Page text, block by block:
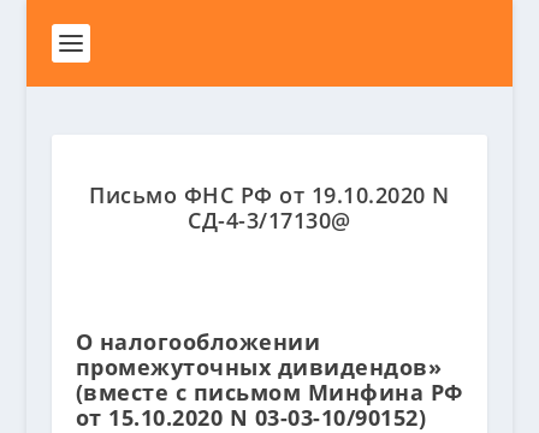
Письмо ФНС РФ от 19.10.2020 N
СД-4-3/17130@
О налогообложении
промежуточных дивидендов»
(вместе с письмом Минфина РФ
от 15.10.2020 N 03-03-10/90152)